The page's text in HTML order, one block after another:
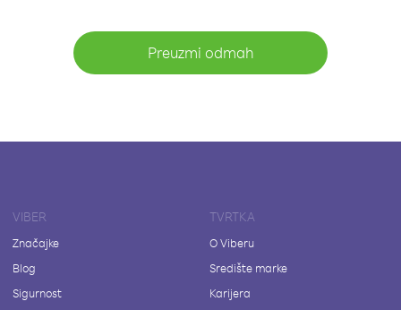
Preuzmi odmah
VIBER
Značajke
Blog
Sigurnost
TVRTKA
O Viberu
Središte marke
Karijera